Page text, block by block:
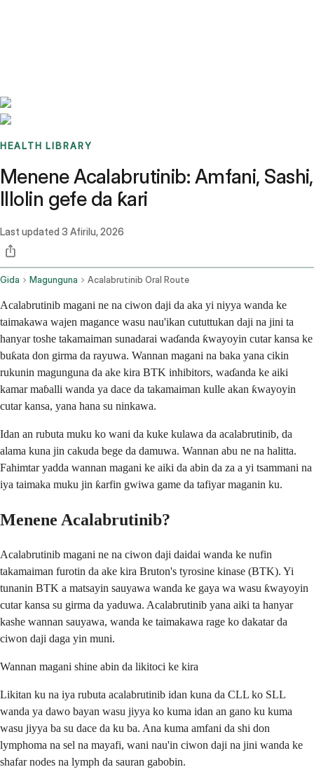
HEALTH LIBRARY
Menene Acalabrutinib: Amfani, Sashi,
Illolin gefe da ƙari
Last updated 3 Afirilu, 2026
Gida Magunguna Acalabrutinib Oral Route
Acalabrutinib magani ne na ciwon daji da aka yi niyya wanda ke
taimakawa wajen magance wasu nau'ikan cututtukan daji na jini ta
hanyar toshe takamaiman sunadarai waɗanda ƙwayoyin cutar kansa ke
buƙata don girma da rayuwa. Wannan magani na baka yana cikin
rukunin magunguna da ake kira BTK inhibitors, waɗanda ke aiki
kamar maɓalli wanda ya dace da takamaiman kulle akan ƙwayoyin
cutar kansa, yana hana su ninkawa.
Idan an rubuta muku ko wani da kuke kulawa da acalabrutinib, da
alama kuna jin cakuda bege da damuwa. Wannan abu ne na halitta.
Fahimtar yadda wannan magani ke aiki da abin da za a yi tsammani na
iya taimaka muku jin ƙarfin gwiwa game da tafiyar maganin ku.
Menene Acalabrutinib?
Acalabrutinib magani ne na ciwon daji daidai wanda ke nufin
takamaiman furotin da ake kira Bruton's tyrosine kinase (BTK). Yi
tunanin BTK a matsayin sauyawa wanda ke gaya wa wasu ƙwayoyin
cutar kansa su girma da yaduwa. Acalabrutinib yana aiki ta hanyar
kashe wannan sauyawa, wanda ke taimakawa rage ko dakatar da
ciwon daji daga yin muni.
Wannan magani shine abin da likitoci ke kira
Likitan ku na iya rubuta acalabrutinib idan kuna da CLL ko SLL
wanda ya dawo bayan wasu jiyya ko kuma idan an gano ku kuma
wasu jiyya ba su dace da ku ba. Ana kuma amfani da shi don
lymphoma na sel na mayafi, wani nau'in ciwon daji na jini wanda ke
shafar nodes na lymph da sauran gabobin.